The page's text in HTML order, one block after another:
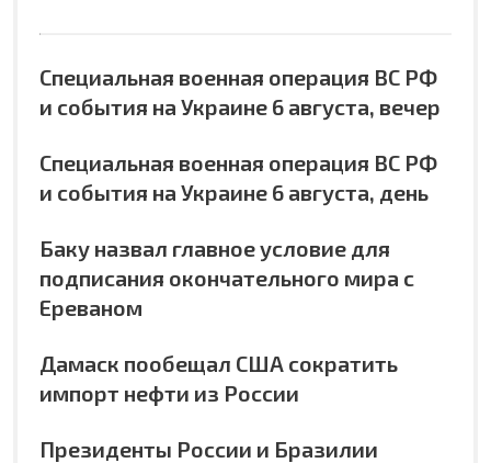
Специальная военная операция ВС РФ
и события на Украине 6 августа, вечер
Специальная военная операция ВС РФ
и события на Украине 6 августа, день
Баку назвал главное условие для
подписания окончательного мира с
Ереваном
Дамаск пообещал США сократить
импорт нефти из России
Президенты России и Бразилии